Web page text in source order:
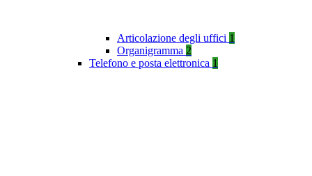
Articolazione degli uffici 1
Organigramma 2
Telefono e posta elettronica 1